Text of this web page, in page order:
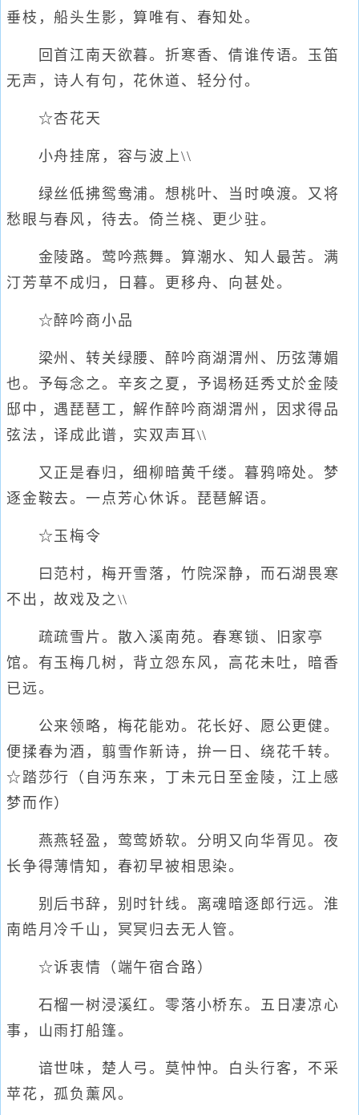
垂枝，船头生影，算唯有、春知处。
回首江南天欲暮。折寒香、倩谁传语。玉笛
无声，诗人有句，花休道、轻分付。
☆杏花天
小舟挂席，容与波上\\
绿丝低拂鸳鸯浦。想桃叶、当时唤渡。又将
愁眼与春风，待去。倚兰桡、更少驻。
金陵路。莺吟燕舞。算潮水、知人最苦。满
汀芳草不成归，日暮。更移舟、向甚处。
☆醉吟商小品
梁州、转关绿腰、醉吟商湖渭州、历弦薄媚
也。予每念之。辛亥之夏，予谒杨廷秀丈於金陵
邸中，遇琵琶工，解作醉吟商湖渭州，因求得品
弦法，译成此谱，实双声耳\\
又正是春归，细柳暗黄千缕。暮鸦啼处。梦
逐金鞍去。一点芳心休诉。琵琶解语。
☆玉梅令
曰范村，梅开雪落，竹院深静，而石湖畏寒
不出，故戏及之\\
疏疏雪片。散入溪南苑。春寒锁、旧家亭
馆。有玉梅几树，背立怨东风，高花未吐，暗香
已远。
公来领略，梅花能劝。花长好、愿公更健。
便揉春为酒，翦雪作新诗，拚一日、绕花千转。
☆踏莎行（自沔东来，丁未元日至金陵，江上感
梦而作）
燕燕轻盈，莺莺娇软。分明又向华胥见。夜
长争得薄情知，春初早被相思染。
别后书辞，别时针线。离魂暗逐郎行远。淮
南皓月冷千山，冥冥归去无人管。
☆诉衷情（端午宿合路）
石榴一树浸溪红。零落小桥东。五日凄凉心
事，山雨打船篷。
谙世味，楚人弓。莫忡忡。白头行客，不采
苹花，孤负薰风。